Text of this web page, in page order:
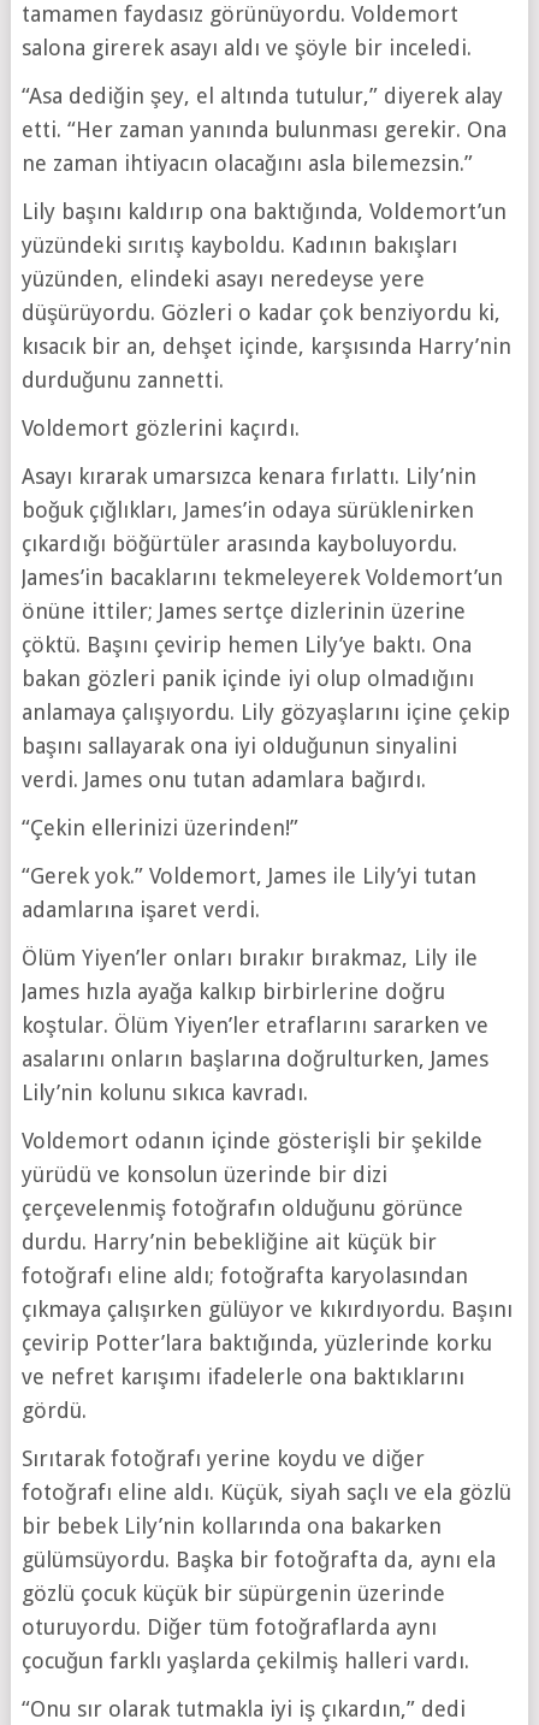
tamamen faydasız görünüyordu. Voldemort
salona girerek asayı aldı ve şöyle bir inceledi.
“Asa dediğin şey, el altında tutulur,” diyerek alay
etti. “Her zaman yanında bulunması gerekir. Ona
ne zaman ihtiyacın olacağını asla bilemezsin.”
Lily başını kaldırıp ona baktığında, Voldemort’un
yüzündeki sırıtış kayboldu. Kadının bakışları
yüzünden, elindeki asayı neredeyse yere
düşürüyordu. Gözleri o kadar çok benziyordu ki,
kısacık bir an, dehşet içinde, karşısında Harry’nin
durduğunu zannetti.
Voldemort gözlerini kaçırdı.
Asayı kırarak umarsızca kenara fırlattı. Lily’nin
boğuk çığlıkları, James’in odaya sürüklenirken
çıkardığı böğürtüler arasında kayboluyordu.
James’in bacaklarını tekmeleyerek Voldemort’un
önüne ittiler; James sertçe dizlerinin üzerine
çöktü. Başını çevirip hemen Lily’ye baktı. Ona
bakan gözleri panik içinde iyi olup olmadığını
anlamaya çalışıyordu. Lily gözyaşlarını içine çekip
başını sallayarak ona iyi olduğunun sinyalini
verdi. James onu tutan adamlara bağırdı.
“Çekin ellerinizi üzerinden!”
“Gerek yok.” Voldemort, James ile Lily’yi tutan
adamlarına işaret verdi.
Ölüm Yiyen’ler onları bırakır bırakmaz, Lily ile
James hızla ayağa kalkıp birbirlerine doğru
koştular. Ölüm Yiyen’ler etraflarını sararken ve
asalarını onların başlarına doğrulturken, James
Lily’nin kolunu sıkıca kavradı.
Voldemort odanın içinde gösterişli bir şekilde
yürüdü ve konsolun üzerinde bir dizi
çerçevelenmiş fotoğrafın olduğunu görünce
durdu. Harry’nin bebekliğine ait küçük bir
fotoğrafı eline aldı; fotoğrafta karyolasından
çıkmaya çalışırken gülüyor ve kıkırdıyordu. Başını
çevirip Potter’lara baktığında, yüzlerinde korku
ve nefret karışımı ifadelerle ona baktıklarını
gördü.
Sırıtarak fotoğrafı yerine koydu ve diğer
fotoğrafı eline aldı. Küçük, siyah saçlı ve ela gözlü
bir bebek Lily’nin kollarında ona bakarken
gülümsüyordu. Başka bir fotoğrafta da, aynı ela
gözlü çocuk küçük bir süpürgenin üzerinde
oturuyordu. Diğer tüm fotoğraflarda aynı
çocuğun farklı yaşlarda çekilmiş halleri vardı.
“Onu sır olarak tutmakla iyi iş çıkardın,” dedi